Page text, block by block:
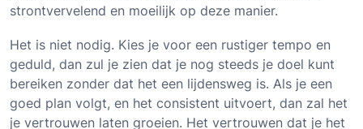
strontvervelend en moeilijk op deze manier.
Het is niet nodig. Kies je voor een rustiger tempo en
geduld, dan zul je zien dat je nog steeds je doel kunt
bereiken zonder dat het een lijdensweg is. Als je een
goed plan volgt, en het consistent uitvoert, dan zal het
je vertrouwen laten groeien. Het vertrouwen dat je het